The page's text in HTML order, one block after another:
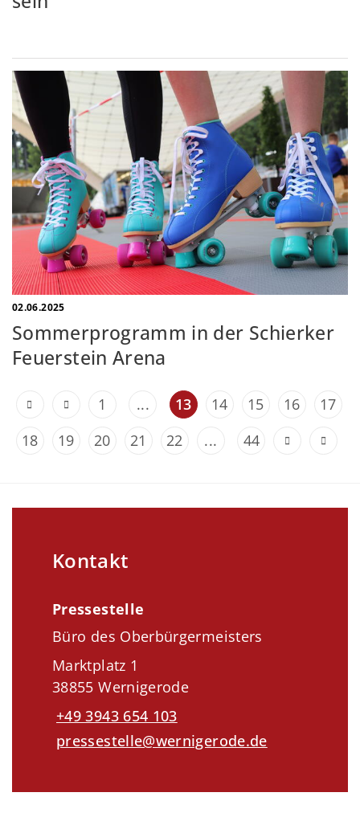
02.06.2025
Sommerprogramm in der Schierker
Feuerstein Arena
1 ... 13 14 15 16
17
18
19 20 21 22 ... 44
Kontakt
Pressestelle
Büro des Oberbürgermeisters
Marktplatz 1
38855 Wernigerode
+49 3943 654 103
pressestelle@wernigerode.de